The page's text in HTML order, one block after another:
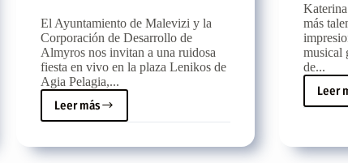
El Ayuntamiento de Malevizi y la
Corporación de Desarrollo de
Almyros nos invitan a una ruidosa
fiesta en vivo en la plaza Lenikos de
Agia Pelagia,...
Leer más
El
Ayuntamiento
Malevizi
más
musical
de...
Leer